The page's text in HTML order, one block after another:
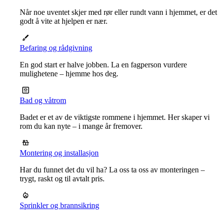
Når noe uventet skjer med rør eller rundt vann i hjemmet, er det
godt å vite at hjelpen er nær.
Befaring og rådgivning
En god start er halve jobben. La en fagperson vurdere
mulighetene – hjemme hos deg.
Bad og våtrom
Badet er et av de viktigste rommene i hjemmet. Her skaper vi
rom du kan nyte – i mange år fremover.
Montering og installasjon
Har du funnet det du vil ha? La oss ta oss av monteringen –
trygt, raskt og til avtalt pris.
Sprinkler og brannsikring